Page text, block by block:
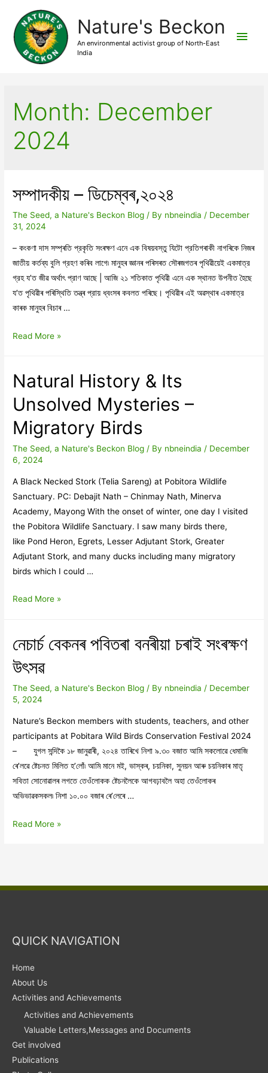
Nature's Beckon
An environmental activist group of North-East
India
Main
Month: December
2024
সম্পাদকীয় – ডিচেম্বৰ,২০২৪
The Seed, a Nature's Beckon Blog / By nbneindia / December
31, 2024
– কংকণা দাস সম্প্ৰতি প্রকৃতি সংৰক্ষণ এনে এক বিষয়বস্তু যিটো প্রতিগৰাকী নাগৰিকে নিজৰ
জাতীয় কর্তব্য বুলি গ্রহণ কৰিব লাগে৷ মানুহৰ জ্ঞানৰ পৰিসৰত সৌৰজগতৰ পৃথিৱীয়েই একমাত্র
গ্রহ য’ত জীৱ অর্থাৎ প্রাণ আছে | আজি ২১ শতিকাত পৃথিৱী এনে এক স্থানত উপনীত হৈছে
য’ত পৃথিৱীৰ পৰিস্থিতি তন্ত্ৰ প্রায় ধ্বংসৰ কবলত পৰিছে। পৃথিৱীৰ এই অৱস্থাৰ একমাত্র
কাৰক মানুহৰ বিচাৰ …
সম্পাদকীয়
Read More »
Natural History & Its
Unsolved Mysteries –
Migratory Birds
The Seed, a Nature's Beckon Blog / By nbneindia / December
6, 2024
A Black Necked Stork (Telia Sareng) at Pobitora Wildlife
Sanctuary. PC: Debajit Nath – Chinmay Nath, Minerva
Academy, Mayong With the onset of winter, one day I visited
the Pobitora Wildlife Sanctuary. I saw many birds there,
like Pond Heron, Egrets, Lesser Adjutant Stork, Greater
Adjutant Stork, and many ducks including many migratory
birds which I could …
Natural
Its
Unsolved
Mysteries
–
Migratory
Birds
Read More »
নেচাৰ্চ বেকনৰ পবিতৰা বনৰীয়া চৰাই সংৰক্ষণ
উৎসৱ
The Seed, a Nature's Beckon Blog / By nbneindia / December
5, 2024
Nature’s Beckon members with students, teachers, and other
participants at Pobitara Wild Birds Conservation Festival 2024
– যুগল সন্দিকৈ ১৮ জানুৱাৰী, ২০২৪ তাৰিখে নিশা ৯.৩০ বজাত আমি সকলোৱে ধেমাজি
ৰে’লৱে ষ্টেচনত মিলিত হ’লোঁ৷ আমি মানে মই, ভাস্কৰ, চয়নিকা, সুনয়ন আৰু চয়নিকাৰ মাতৃ
সবিতা সোনোৱালৰ লগতে তেওঁলোকক ষ্টেচনলৈকে আগবঢ়াবলৈ অহা তেওঁলোকৰ
অভিভাৱকসকল৷ নিশা ১০.০০ বজাৰ ৰে’লেৰে …
নেচাৰ্চ
Read More »
QUICK NAVIGATION
Home
About Us
Activities and Achievements
Activities and Achievements
Valuable Letters,Messages and Documents
Get involved
Publications